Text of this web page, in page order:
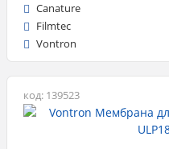
Canature
Filmtec
Vontron
код: 139523